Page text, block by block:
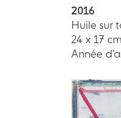
2016
Huile sur
24 x 17
Année